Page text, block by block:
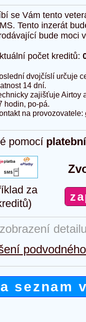
se Vám tento
Tento inzerát
bude moci
počet kreditů:
dvojčíslí určuje
14 dní.
zajišťuje Airtoy
hodin, po-pá.
na provozovatele:
pomocí
za
seznam